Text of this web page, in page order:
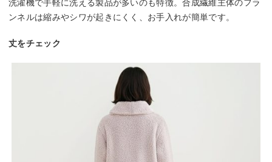
洗濯機で手軽に洗える製品が多いのも特徴。合成繊維主体のフラ
ンネルは縮みやシワが起きにくく、お手入れが簡単です。
丈をチェック